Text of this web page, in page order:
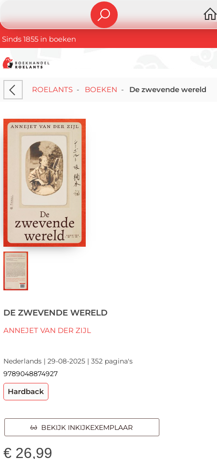
Sinds 1855 in boeken
ROELANTS- BOEKEN - De zwevende wereld
DE ZWEVENDE WERELD
ANNEJET VAN DER ZIJL
Nederlands | 29-08-2025 | 352 pagina's
9789048874927
Hardback
BEKIJK INKIJKEXEMPLAAR
€ 26,99